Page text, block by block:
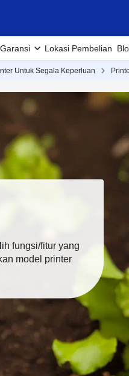
Garansi Lokasi Pembelian
Untuk Segala Keperluan
fungsi/fitur yang
model printer